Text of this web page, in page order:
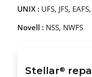
UNIX : UFS, JFS,
Novell : NSS, NWFS
Stellar®